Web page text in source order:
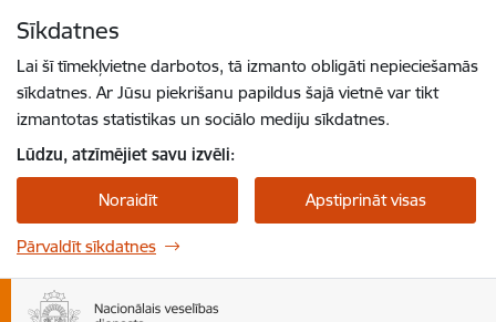
Sīkdatnes
Lai šī tīmekļvietne darbotos, tā izmanto obligāti nepieciešamās
sīkdatnes. Ar Jūsu piekrišanu papildus šajā vietnē var tikt
izmantotas statistikas un sociālo mediju sīkdatnes.
Lūdzu, atzīmējiet savu izvēli:
Noraidīt Apstiprināt visas
Pārvaldīt sīkdatnes